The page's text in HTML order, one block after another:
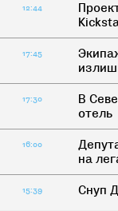
12:44
17:45
17:30
В
отель
16:00
на
15:39 Снуп